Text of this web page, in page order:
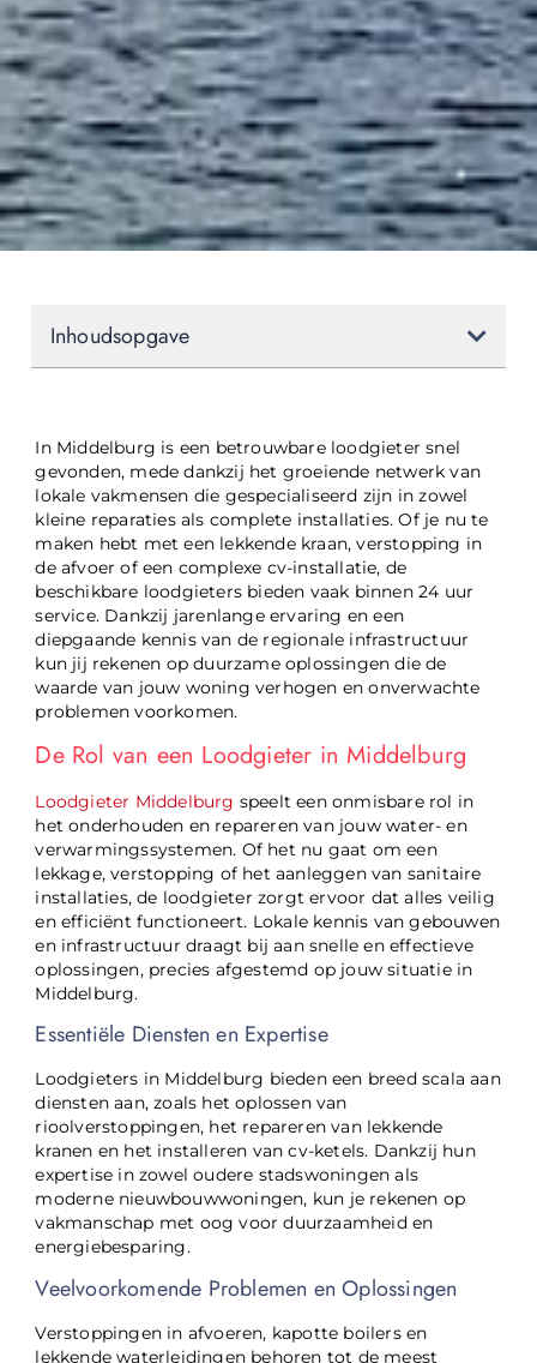
In Middelburg is een betrouwbare loodgieter snel
gevonden, mede dankzij het groeiende netwerk van
lokale vakmensen die gespecialiseerd zijn in zowel
kleine reparaties als complete installaties. Of je nu te
maken hebt met een lekkende kraan, verstopping in
de afvoer of een complexe cv-installatie, de
beschikbare loodgieters bieden vaak binnen 24 uur
service. Dankzij jarenlange ervaring en een
diepgaande kennis van de regionale infrastructuur
kun jij rekenen op duurzame oplossingen die de
waarde van jouw woning verhogen en onverwachte
problemen voorkomen.
De Rol van een Loodgieter in Middelburg
Loodgieter Middelburg speelt een onmisbare rol in
het onderhouden en repareren van jouw water- en
verwarmingssystemen. Of het nu gaat om een
lekkage, verstopping of het aanleggen van sanitaire
installaties, de loodgieter zorgt ervoor dat alles veilig
en efficiënt functioneert. Lokale kennis van gebouwen
en infrastructuur draagt bij aan snelle en effectieve
oplossingen, precies afgestemd op jouw situatie in
Middelburg.
Essentiële Diensten en Expertise
Loodgieters in Middelburg bieden een breed scala aan
diensten aan, zoals het oplossen van
rioolverstoppingen, het repareren van lekkende
kranen en het installeren van cv-ketels. Dankzij hun
expertise in zowel oudere stadswoningen als
moderne nieuwbouwwoningen, kun je rekenen op
vakmanschap met oog voor duurzaamheid en
energiebesparing.
Veelvoorkomende Problemen en Oplossingen
Verstoppingen in afvoeren, kapotte boilers en
lekkende waterleidingen behoren tot de meest
Inhoudsopgave